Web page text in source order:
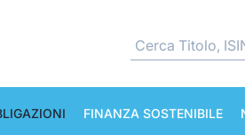
FINANZA SOSTENIBILE